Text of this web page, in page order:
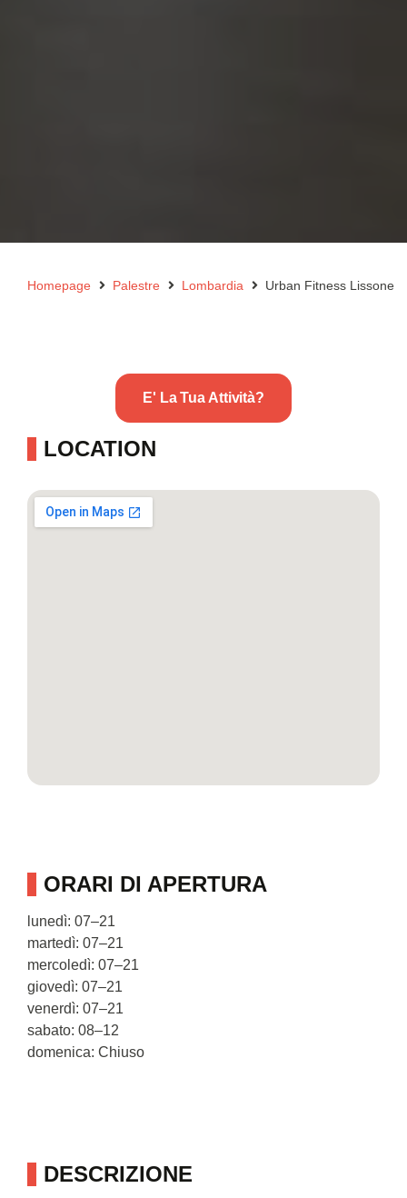
Homepage Palestre Lombardia Urban Fitness Lissone
DESCRIZIONE
E' La Tua Attività?
LOCATION
ORARI DI APERTURA
lunedì: 07–21
martedì: 07–21
mercoledì: 07–21
giovedì: 07–21
venerdì: 07–21
sabato: 08–12
domenica: Chiuso